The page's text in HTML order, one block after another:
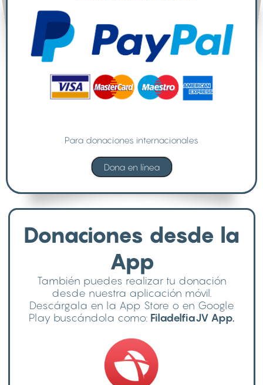
Para donaciones internacionales
Donaciones desde la
App
También puedes realizar tu donación
desde nuestra aplicación móvil.
Descárgala en la App Store o en Google
Play buscándola como: FiladelfiaJV App.